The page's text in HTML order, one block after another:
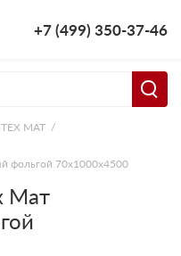
+7 (499) 350-37-46
ТЕХ МАТ
фольгой 70х1000х4500
Мат